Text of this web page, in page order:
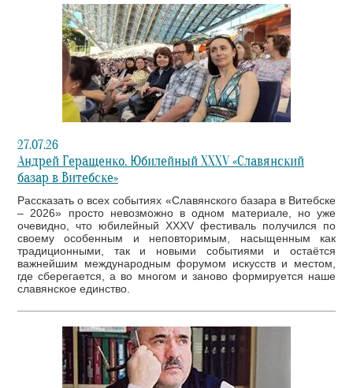
27.07.26
Андрей Геращенко. Юбилейный XXXV «Славянский
базар в Витебске»
Рассказать о всех событиях «Славянского базара в Витебске
– 2026» просто невозможно в одном материале, но уже
очевидно, что юбилейный XXXV фестиваль получился по
своему особенным и неповторимым, насыщенным как
традиционными, так и новыми событиями и остаётся
важнейшим международным форумом искусств и местом,
где сберегается, а во многом и заново формируется наше
славянское единство.